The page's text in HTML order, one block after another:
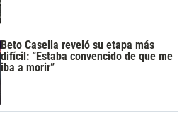
Beto Casella reveló su etapa más
difícil: “Estaba convencido de que me
iba a morir”